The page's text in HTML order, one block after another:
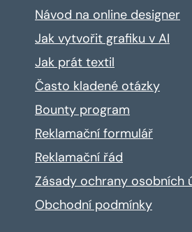
Návod na online designer
Jak vytvořit grafiku v AI
Jak prát textil
Často kladené otázky
Bounty program
Reklamační formulář
Reklamační řád
Zásady ochrany osobních
Obchodní podmínky